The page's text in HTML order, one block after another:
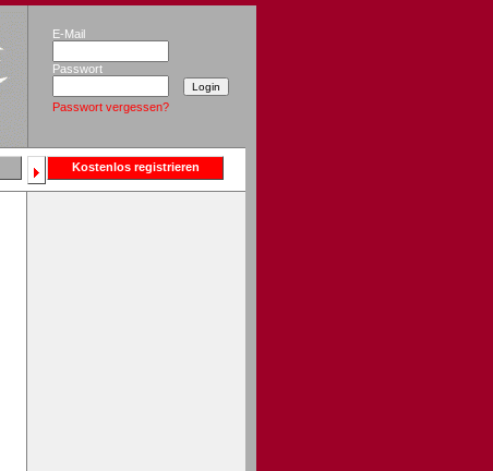
E-Mail
Passwort
Passwort vergessen?
Kostenlos registrieren